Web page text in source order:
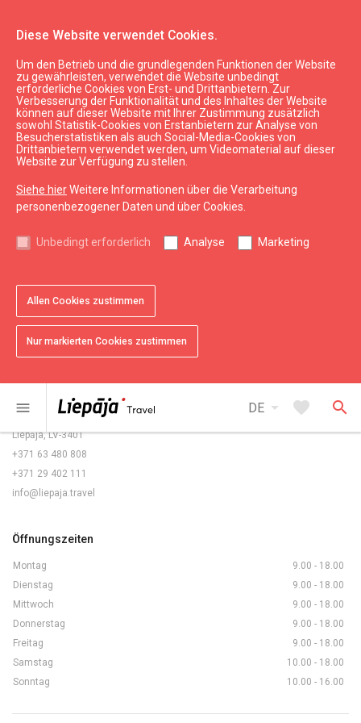
Diese Website verwendet Cookies.
Um den Betrieb und die grundlegenden Funktionen der Website
zu gewährleisten, verwendet die Website unbedingt
erforderliche Cookies von Erst- und Drittanbietern. Zur
Verbesserung der Funktionalität und des Inhaltes der Website
können auf dieser Website mit Ihrer Zustimmung zusätzlich
sowohl Statistik-Cookies von Erstanbietern zur Analyse von
Besucherstatistiken als auch Social-Media-Cookies von
Drittanbietern verwendet werden, um Videomaterial auf dieser
Website zur Verfügung zu stellen.
Siehe hierWeitere Informationen über die Verarbeitung
personenbezogener Daten und über Cookies.
Unbedingt erforderlich Analyse Marketing
Allen Cookies zustimmen
Nur markierten Cookies zustimmen
menu DE arrow_drop_down favorite search
Apotheka
Nach oben
Kurzeme Tourismus
Karten und Broschüren
Tourismusstatistik
Sitemap
Rožu laukums 5/6,
Liepāja, LV-3401
+371 63 480 808
+371 29 402 111
info@liepaja.travel
Öffnungszeiten
Montag
9.00 - 18.00
Dienstag
9.00 - 18.00
Mittwoch
9.00 - 18.00
Donnerstag
9.00 - 18.00
Freitag
9.00 - 18.00
Samstag
10.00 - 18.00
Sonntag
10.00 - 16.00